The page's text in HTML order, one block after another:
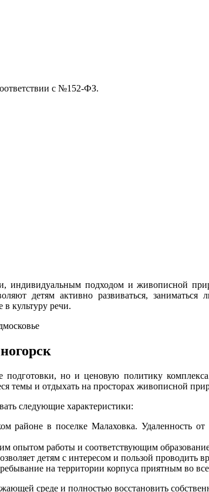
с №152-ФЗ.
индивидуальным подходом и живописной
детям активно развиваться,
культуру речи.
подготовки, но и ценовую политику
темы и отдыхать на просторах живописной
следующие характеристики:
районе в поселке Малаховка. Удаленность
опытом работы и соответствующим
детям с интересом и пользой проводить
на территории корпуса приятным во
среде и полностью восстановить